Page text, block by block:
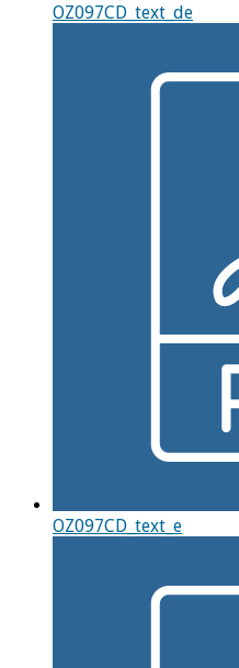
OZ097CD_text_de
OZ097CD_text_e